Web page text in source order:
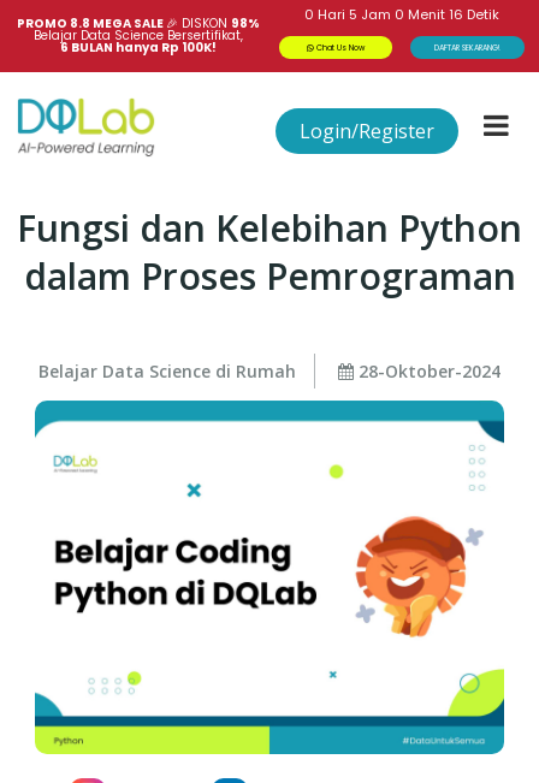
PROMO 8.8 MEGA SALE 🎉 DISKON 98%
Belajar Data Science Bersertifikat,
6 BULAN hanya Rp 100K!
0 Hari 5 Jam 0 Menit15 Detik
Chat Us Now DAFTAR SEKARANG!
Login/Register
Fungsi dan Kelebihan Python
dalam Proses Pemrograman
Belajar Data Science di Rumah 28-Oktober-2024